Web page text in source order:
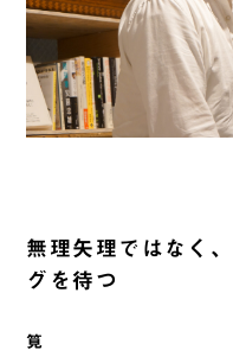
無理矢理ではなく
グを待つ
筧